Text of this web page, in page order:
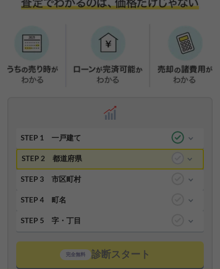
STEP 1 一戸建て
STEP 2 都道府県
STEP 3 市区町村
STEP 4 町名
STEP 5 字・丁目
完全無料 診断スタート